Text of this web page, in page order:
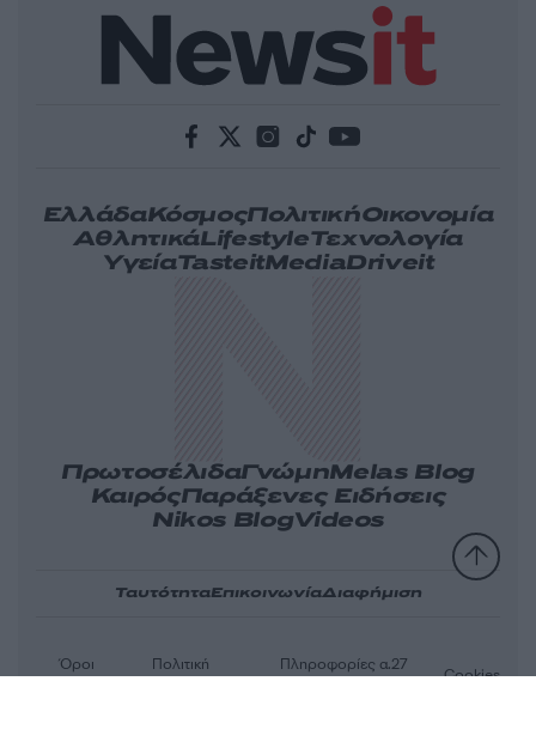
ΕλλάδαΚόσμοςΠολιτικήΟικονομία
ΑθλητικάLifestyleΤεχνολογία
ΥγείαTasteitMediaDriveit
ΠρωτοσέλιδαΓνώμηMelas Blog
ΚαιρόςΠαράξενες Ειδήσεις
Nikos BlogVideos
ΤαυτότηταΕπικοινωνίαΔιαφήμιση
Όροι
Πολιτική
Πληροφορίες α.27
Cookies